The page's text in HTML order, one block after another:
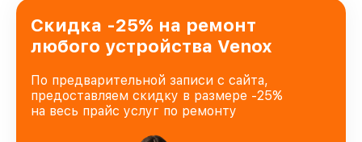
Скидка -25% на ремонт
любого устройства Venox
По предварительной записи с сайта,
предоставляем скидку в размере -25%
на весь прайс услуг по ремонту